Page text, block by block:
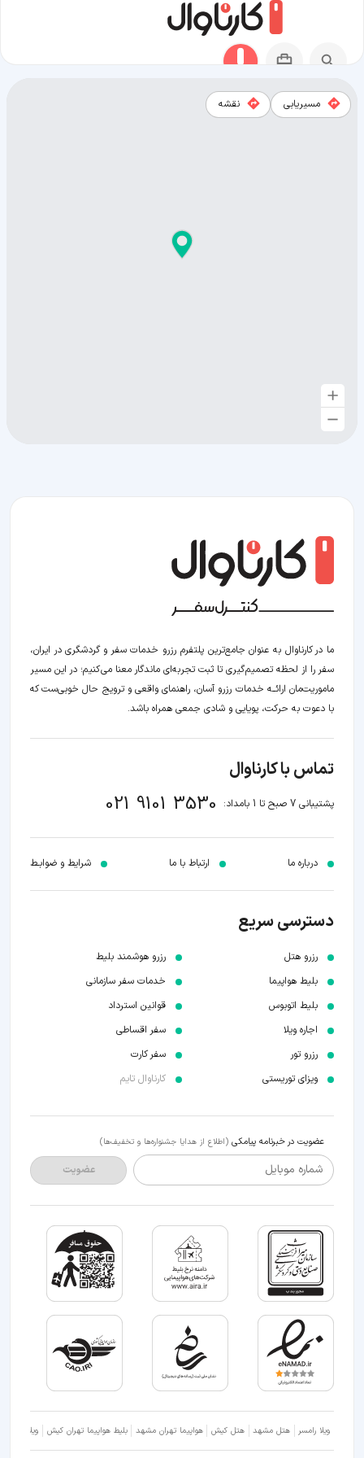
مسیریابی نقشه
ما در کارناوال به عنوان جامع‌ترین پلتفرم رزرو خدمات سفر و گردشگری در ایران،
سفر را از لحظه‌ تصمیم‌گیری تا ثبت تجربه‌ای ماندگار معنا می‌کنیم؛ در این مسیر‍
ماموریت‌مان اراﺋــﻪ خدمات رزرو آسان، راهنمای واقعی و ترویج حال خوبی‌ست که
با دعوت به حرکت، پویایی و شادی جمعی همراه باشد.
تماس با کارناوال
پشتیبانی 7 صبح تا 1 بامداد: 021 9101 3530
درباره ما ارتباط با ما شرایط و ضوابـط
دسترسی سریع
رزرو هتل
بلیط هواپیما
بلیط اتوبوس
اجاره ویلا
رزرو تور
ویزای توریستی
رزرو هوشمند بلیط
خدمات سفر سازمانی
قوانین استرداد
سفر اقساطی
سفر کارت
کارناوال تایم
عضویت در خبرنامه پیامکی (اطلاع از هدایا جشنواره‌ها و تخفیف‌ها)
شماره موبایل عضویت
ویلا رامسر هتل مشهد هتل کیش هواپیما تهران مشهد بلیط هواپیما تهران کیش ویلا شمال